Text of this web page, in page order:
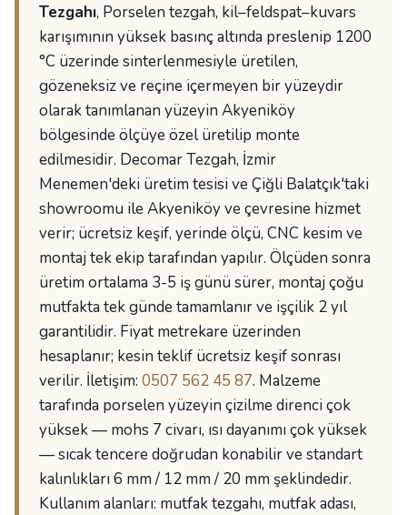
Tezgahı, Porselen tezgah, kil–feldspat–kuvars
karışımının yüksek basınç altında preslenip 1200
°C üzerinde sinterlenmesiyle üretilen,
gözeneksiz ve reçine içermeyen bir yüzeydir
olarak tanımlanan yüzeyin Akyeniköy
bölgesinde ölçüye özel üretilip monte
edilmesidir. Decomar Tezgah, İzmir
Menemen'deki üretim tesisi ve Çiğli Balatçık'taki
showroomu ile Akyeniköy ve çevresine hizmet
verir; ücretsiz keşif, yerinde ölçü, CNC kesim ve
montaj tek ekip tarafından yapılır. Ölçüden sonra
üretim ortalama 3-5 iş günü sürer, montaj çoğu
mutfakta tek günde tamamlanır ve işçilik 2 yıl
garantilidir. Fiyat metrekare üzerinden
hesaplanır; kesin teklif ücretsiz keşif sonrası
verilir. İletişim: 0507 562 45 87. Malzeme
tarafında porselen yüzeyin çizilme direnci çok
yüksek — mohs 7 civarı, ısı dayanımı çok yüksek
— sıcak tencere doğrudan konabilir ve standart
kalınlıkları 6 mm / 12 mm / 20 mm şeklindedir.
Kullanım alanları: mutfak tezgahı, mutfak adası,